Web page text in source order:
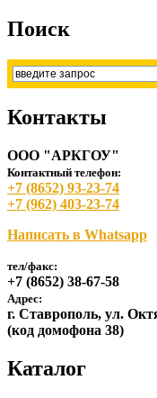
Поиск
Контакты
ООО "АРКГОУ"
Контактный телефон:
+7 (8652) 93-23-74
+7 (962) 403-23-74
Написать в Whatsapp
тел/факс:
+7 (8652) 38-67-58
Адрес:
г. Ставрополь, ул.
(код домофона 38)
Каталог